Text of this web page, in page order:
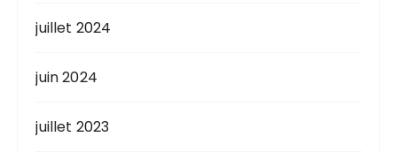
juillet 2024
juin 2024
juillet 2023